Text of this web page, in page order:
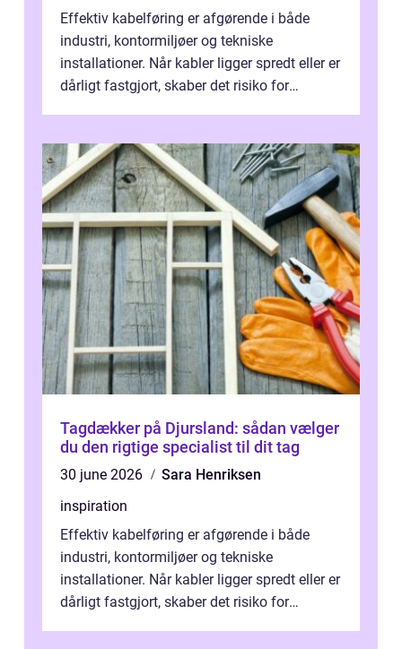
Effektiv kabelføring er afgørende i både
industri, kontormiljøer og tekniske
installationer. Når kabler ligger spredt eller er
dårligt fastgjort, skaber det risiko for
Tagdækker på Djursland: sådan vælger
du den rigtige specialist til dit tag
30 june 2026
Sara Henriksen
inspiration
Effektiv kabelføring er afgørende i både
industri, kontormiljøer og tekniske
installationer. Når kabler ligger spredt eller er
dårligt fastgjort, skaber det risiko for